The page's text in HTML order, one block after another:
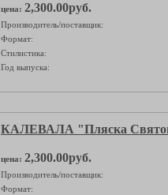
цена: 2,300.00руб.
Производитель/поставщик:
Формат:
Стилистика:
Год выпуска:
КАЛЕВАЛА "Пляска
цена: 2,300.00руб.
Производитель/поставщик:
Формат: